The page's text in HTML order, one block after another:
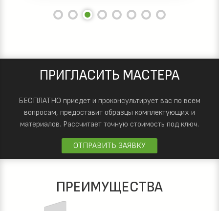
ПРИГЛАСИТЬ МАСТЕРА
БЕСПЛАТНО приедет и проконсультирует вас по всем
вопросам, предоставит образцы комплектующих и
материалов. Рассчитает точную стоимость под ключ.
ОТПРАВИТЬ ЗАЯВКУ
ПРЕИМУЩЕСТВА